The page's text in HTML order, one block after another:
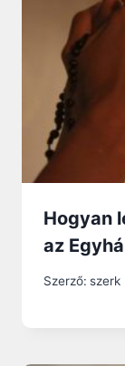
Hogyan
az
Szerző: szerk